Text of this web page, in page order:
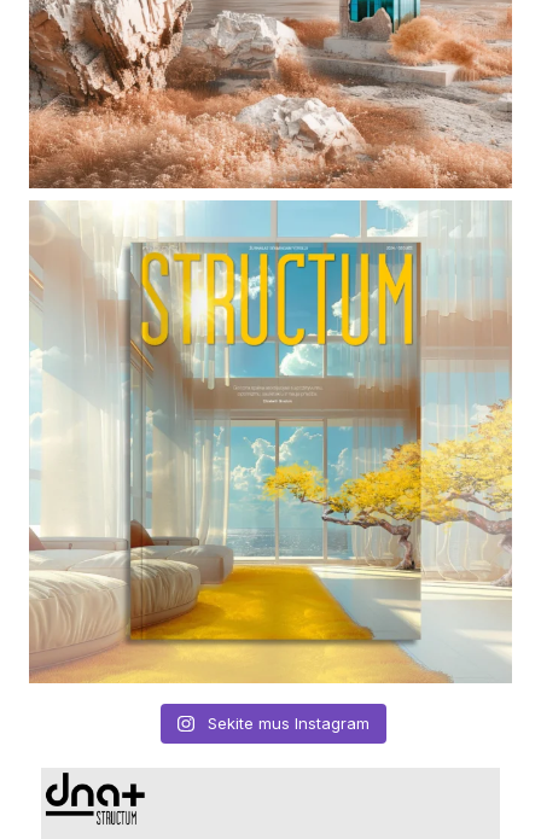
Sekite mus Instagram